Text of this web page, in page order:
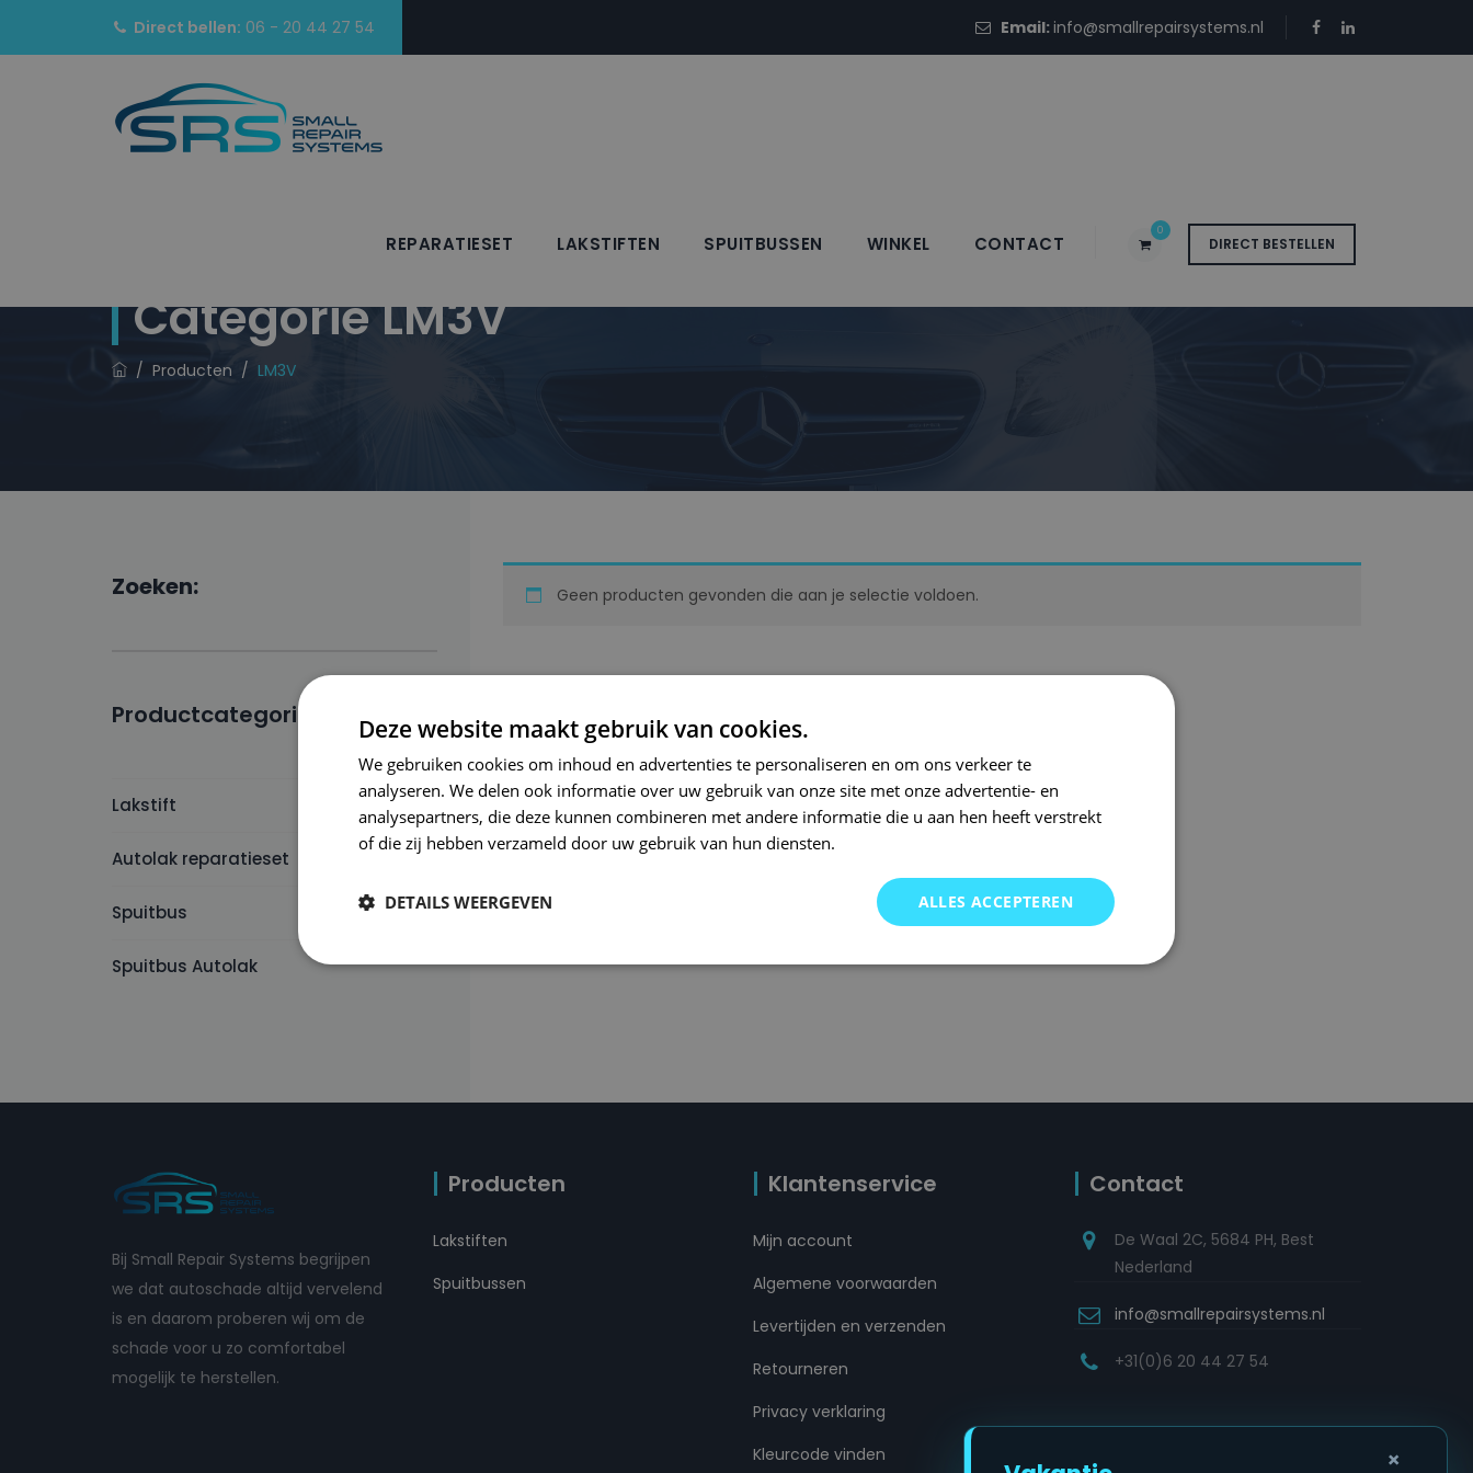
Direct bellen: 06 - 20 44 27 54 Email:info@smallrepairsystems.nl
DIRECT BESTELLEN
0
REPARATIESET LAKSTIFTEN SPUITBUSSEN WINKEL CONTACT
CategorieLM3V
/ Producten / LM3V
Geen producten gevonden die aan je selectie voldoen.
Zoeken:
Productcategorieën:
Lakstift
Autolak reparatieset
Spuitbus
Spuitbus Autolak
Bij Small Repair Systems begrijpen
we dat autoschade altijd vervelend
is en daarom proberen wij om de
schade voor u zo comfortabel
mogelijk te herstellen.
Producten
Lakstiften
Spuitbussen
Klantenservice
Mijn account
Algemene voorwaarden
Levertijden en verzenden
Retourneren
Privacy verklaring
Kleurcode vinden
Contact
De Waal 2C, 5684 PH, Best
Nederland
info@smallrepairsystems.nl
+31(0)6 20 44 27 54
Deze website maakt gebruik van cookies.
We gebruiken cookies om inhoud en advertenties te personaliseren en om ons verkeer te
analyseren. We delen ook informatie over uw gebruik van onze site met onze advertentie- en
analysepartners, die deze kunnen combineren met andere informatie die u aan hen heeft verstrekt
of die zij hebben verzameld door uw gebruik van hun diensten.
ALLES ACCEPTEREN
DETAILS WEERGEVEN
×